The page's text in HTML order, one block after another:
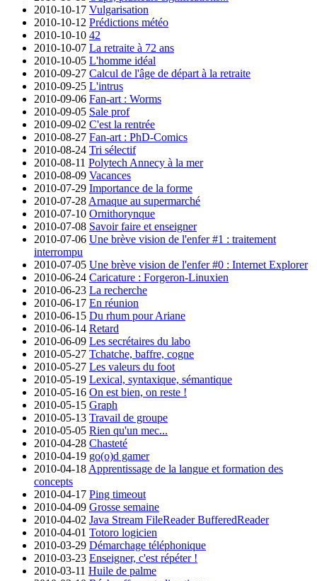
2010-10-17 Vulgarisation
2010-10-12 Prédictions météo
2010-10-10 42
2010-10-07 La retraite à 72 ans
2010-10-05 L'homme idéal
2010-09-27 Calcul de l'âge de départ à la retraite
2010-09-25 L'intrus
2010-09-06 Fan-art : Worms
2010-09-05 Sale prof
2010-09-02 C'est la rentrée
2010-08-27 Fan-art : PhD-Comics
2010-08-24 Tri sélectif
2010-08-11 Polytech Annecy à la mer
2010-08-09 Vacances
2010-07-29 Importance de la forme
2010-07-28 Arnaque au supermarché
2010-07-10 Ornithorynque
2010-07-08 Savoir faire et enseigner
2010-07-06 Une brève vision de l'enfer #1 : traitement
interrompu
2010-07-05 Une brève vision de l'enfer #0 : Internet Explorer
2010-06-24 Caricature : Forgeron-Linuxien
2010-06-23 La recherche
2010-06-17 En réunion
2010-06-15 Du rhum pour Ariane
2010-06-14 Retard
2010-06-09 Les secrétaires du labo
2010-05-27 Tchatche, baffre, cogne
2010-05-27 Les valeurs du foot
2010-05-19 Lexical, syntaxique, sémantique
2010-05-16 On est bien, on reste !
2010-05-15 Graph
2010-05-13 Travail de groupe
2010-05-05 Rien qu'un mec...
2010-04-28 Chasteté
2010-04-19 go(o)d gamer
2010-04-18 Apprentissage de la langue et formation des
concepts
2010-04-17 Ping timeout
2010-04-09 Grosse semaine
2010-04-02 Java Stream FileReader BufferedReader
2010-04-01 Totoro logicien
2010-03-29 Démarchage téléphonique
2010-03-23 Enseigner, c'est répéter !
2010-03-11 Huile de palme